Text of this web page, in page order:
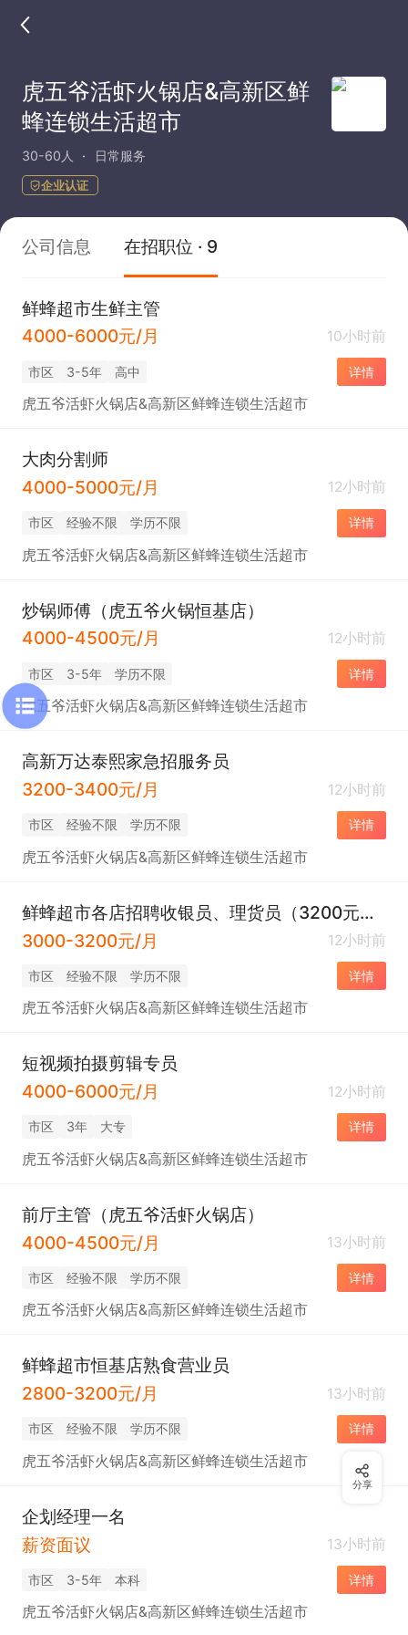
虎五爷活虾火锅店&高新区鲜
蜂连锁生活超市
30-60人 日常服务
企业认证
公司信息 在招职位 · 9
鲜蜂超市生鲜主管
4000-6000元/月
10小时前
市区 3-5年 高中 详情
虎五爷活虾火锅店&高新区鲜蜂连锁生活超市
大肉分割师
4000-5000元/月
12小时前
市区 经验不限 学历不限 详情
虎五爷活虾火锅店&高新区鲜蜂连锁生活超市
炒锅师傅（虎五爷火锅恒基店）
4000-4500元/月
12小时前
市区 3-5年 学历不限 详情
虎五爷活虾火锅店&高新区鲜蜂连锁生活超市
高新万达泰熙家急招服务员
3200-3400元/月
12小时前
市区 经验不限 学历不限 详情
虎五爷活虾火锅店&高新区鲜蜂连锁生活超市
鲜蜂超市各店招聘收银员、理货员（3200元底薪+）
3000-3200元/月
12小时前
市区 经验不限 学历不限 详情
虎五爷活虾火锅店&高新区鲜蜂连锁生活超市
短视频拍摄剪辑专员
4000-6000元/月
12小时前
市区 3年 大专 详情
虎五爷活虾火锅店&高新区鲜蜂连锁生活超市
前厅主管（虎五爷活虾火锅店）
4000-4500元/月
13小时前
市区 经验不限 学历不限 详情
虎五爷活虾火锅店&高新区鲜蜂连锁生活超市
鲜蜂超市恒基店熟食营业员
2800-3200元/月
13小时前
市区 经验不限 学历不限 详情
虎五爷活虾火锅店&高新区鲜蜂连锁生活超市
企划经理一名
薪资面议
13小时前
市区 3-5年 本科 详情
虎五爷活虾火锅店&高新区鲜蜂连锁生活超市
分享